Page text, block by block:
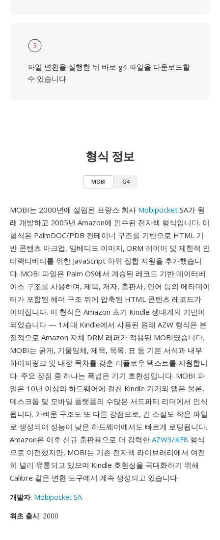
3
파일 변환을 실행한 뒤 바로 g4 파일을 다운로드할
수 있습니다
형식 정보
MOBI G4
MOBI는 2000년에 설립된 프랑스 회사 Mobipocket SA가 원
래 개발하고 2005년 Amazon에 인수된 전자책 형식입니다. 이
형식은 PalmDOC/PDB 컨테이너 구조를 기반으로 HTML 기
반 콘텐츠 마크업, 임베디드 이미지, DRM 레이어 및 제한적 인
터랙티비티를 위한 JavaScript 하위 집합 지원을 추가했습니
다. MOBI 파일은 Palm OS에서 계승된 레코드 기반 데이터베
이스 구조를 사용하며, 제목, 저자, 출판사, 언어 등의 메타데이
터가 포함된 헤더 구조 뒤에 압축된 HTML 콘텐츠 레코드가
이어집니다. 이 형식은 Amazon 초기 Kindle 생태계의 기반이
되었습니다 — 1세대 Kindle에서 사용된 원래 AZW 형식은 본
질적으로 Amazon 자체 DRM 래퍼가 적용된 MOBI였습니다.
MOBI는 굵게, 기울임체, 제목, 목록, 표 등 기본 서식과 내부
하이퍼링크 및 내장 목차를 갖춘 리플로우 텍스트를 지원합니
다. 주요 장점 중 하나는 폭넓은 기기 호환성입니다. MOBI 파
일은 10년 이상의 하드웨어에 걸친 Kindle 기기와 앱은 물론,
데스크톱 및 모바일 플랫폼의 수많은 서드파티 리더에서 인식
됩니다. 가벼운 구조도 또 다른 강점으로, 긴 소설도 작은 파일
로 생성되어 성능이 낮은 하드웨어에서도 빠르게 로딩됩니다.
Amazon은 이후 신규 출판용으로 더 강력한 AZW3/KF8 형식
으로 이전했지만, MOBI는 기존 전자책 라이브러리에서 여전
히 널리 유통되고 있으며 Kindle 호환성을 극대화하기 위해
Calibre 같은 변환 도구에서 계속 생성되고 있습니다.
개발자: Mobipocket SA
최초 출시: 2000